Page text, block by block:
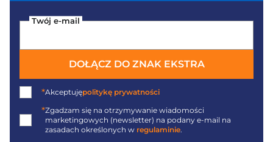
Twój e-mail
DOŁĄCZ DO ZNAK EKSTRA
*Akceptujępolitykę prywatności
*Zgadzam się na otrzymywanie wiadomości
marketingowych (newsletter) na podany e-mail na
zasadach określonych w regulaminie.